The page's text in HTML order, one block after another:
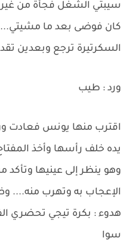
سيبتي الشغل فجأة من غير
كان فوضى بعد ما
السكرتيرة ترجع وبعدين
ورد : طيب
اقترب منها يونس فعادت
يده خلف رأسها وأخذ
وهو ينظر إلى عينيها
الإعجاب به وتهرب منه....
هدوء : بكرة تيجي تحضري
سوا